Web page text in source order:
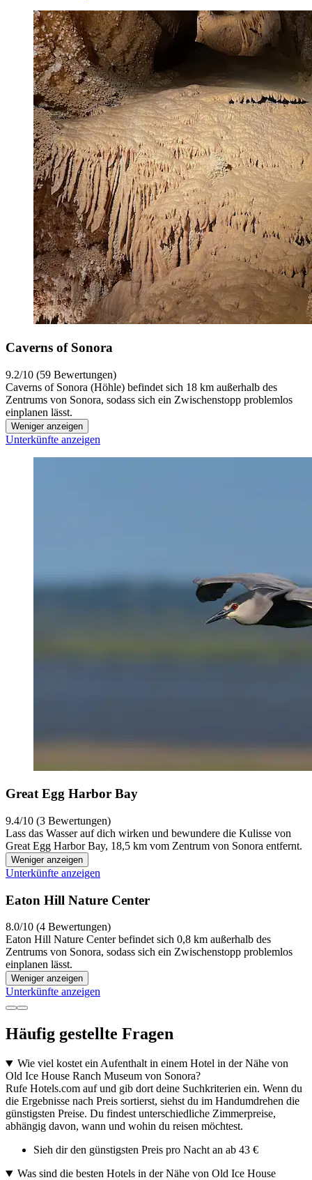
Caverns of Sonora
9.2/10 (59 Bewertungen)
Caverns of Sonora (Höhle) befindet sich 18 km außerhalb des
Zentrums von Sonora, sodass sich ein Zwischenstopp problemlos
einplanen lässt.
Weniger anzeigen
Unterkünfte anzeigen
Great Egg Harbor Bay
9.4/10 (3 Bewertungen)
Lass das Wasser auf dich wirken und bewundere die Kulisse von
Great Egg Harbor Bay, 18,5 km vom Zentrum von Sonora entfernt.
Weniger anzeigen
Unterkünfte anzeigen
Eaton Hill Nature Center
8.0/10 (4 Bewertungen)
Eaton Hill Nature Center befindet sich 0,8 km außerhalb des
Zentrums von Sonora, sodass sich ein Zwischenstopp problemlos
einplanen lässt.
Weniger anzeigen
Unterkünfte anzeigen
Häufig gestellte Fragen
Wie viel kostet ein Aufenthalt in einem Hotel in der Nähe von
Old Ice House Ranch Museum von Sonora?
Rufe Hotels.com auf und gib dort deine Suchkriterien ein. Wenn du
die Ergebnisse nach Preis sortierst, siehst du im Handumdrehen die
günstigsten Preise. Du findest unterschiedliche Zimmerpreise,
abhängig davon, wann und wohin du reisen möchtest.
Sieh dir den günstigsten Preis pro Nacht an ab 43 €
Was sind die besten Hotels in der Nähe von Old Ice House